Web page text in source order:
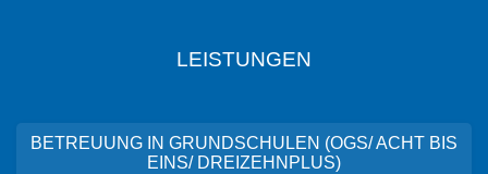
LEISTUNGEN
BETREUUNG IN GRUNDSCHULEN (OGS/ ACHT BIS
EINS/ DREIZEHNPLUS)